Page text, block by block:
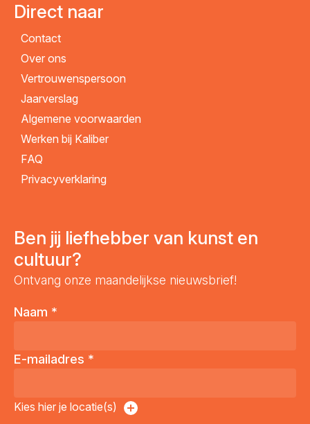
Direct naar
Contact
Over ons
Vertrouwenspersoon
Jaarverslag
Algemene voorwaarden
Werken bij Kaliber
FAQ
Privacyverklaring
Ben jij liefhebber van kunst en
cultuur?
Ontvang onze maandelijkse nieuwsbrief!
Naam *
E-mailadres *
Kies hier je locatie(s)